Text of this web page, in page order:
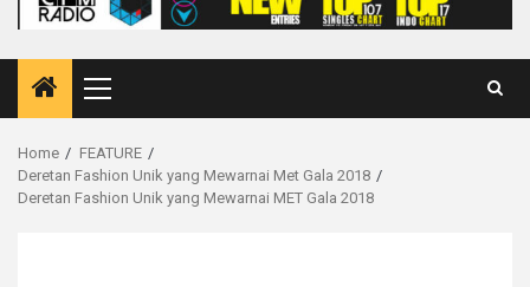
Primary
Menu
Home
FEATURE
Deretan Fashion Unik yang Mewarnai Met Gala 2018
Deretan Fashion Unik yang Mewarnai MET Gala 2018